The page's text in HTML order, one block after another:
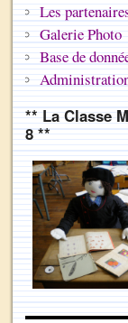
Les
Galerie Photo
Base de
** La Classe
8 **